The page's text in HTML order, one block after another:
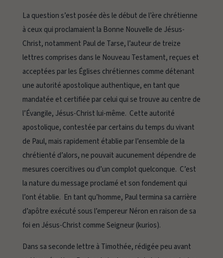
La question s’est posée dès le début de l’ère chrétienne
à ceux qui proclamaient la Bonne Nouvelle de Jésus-
Christ, notamment Paul de Tarse, l’auteur de treize
lettres comprises dans le Nouveau Testament, reçues et
acceptées par les Églises chrétiennes comme détenant
une autorité apostolique authentique, en tant que
mandatée et certifiée par celui qui se trouve au centre de
l’Évangile, Jésus-Christ lui-même. Cette autorité
apostolique, contestée par certains du temps du vivant
de Paul, mais rapidement établie par l’ensemble de la
chrétienté d’alors, ne pouvait aucunement dépendre de
mesures coercitives ou d’un complot quelconque. C’est
la nature du message proclamé et son fondement qui
l’ont établie. En tant qu’homme, Paul termina sa carrière
d’apôtre exécuté sous l’empereur Néron en raison de sa
foi en Jésus-Christ comme Seigneur (kurios).
Dans sa seconde lettre à Timothée, rédigée peu avant